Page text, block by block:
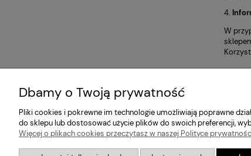
4.
W
Pomoc Moje
Dbamy o Twoją prywatność
Pliki cookies i pokrewne im technologie umożliwiają poprawne
do sklepu lub dostosować użycie plików do swoich preferencji,
Więcej o plikach cookies przeczytasz w naszej Polityce